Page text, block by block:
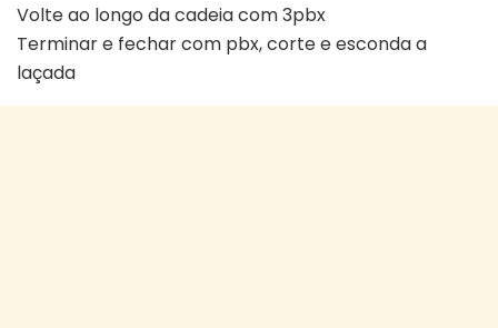
Volte ao longo da cadeia com 3pbx
Terminar e fechar com pbx, corte e esconda a
laçada